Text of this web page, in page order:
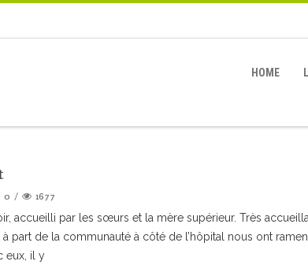
HOME
0 1677
accueilli par les sœurs et la mère supérieur. Très
part de la communauté à côté de l’hôpital nous ont
eux, il y